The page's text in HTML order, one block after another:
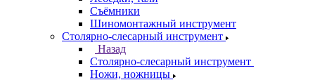
Съёмники
Шиномонтажный инструмент
Столярно-слесарный инструмент
Назад
Столярно-слесарный инструмент
Ножи, ножницы